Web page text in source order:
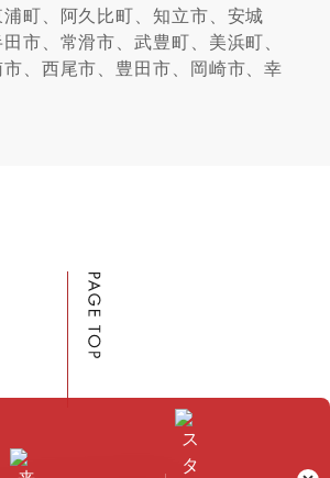
町、阿久比町、知立市、安城
市、常滑市、武豊町、美浜町、
、西尾市、豊田市、岡崎市、幸